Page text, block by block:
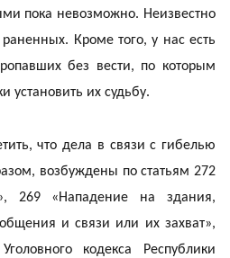
пока невозможно. Неизвестно
Кроме того, у нас есть
без вести, по которым
установить их судьбу.
что дела в связи с гибелью
возбуждены по статьям 272
269 «Нападение на здания,
и связи или их захват»,
кодекса Республики